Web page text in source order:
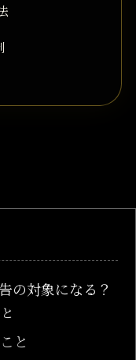
の対象になる？
と